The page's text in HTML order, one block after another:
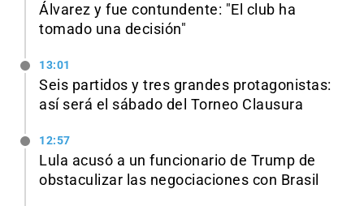
Álvarez y fue contundente: "El club ha
tomado una decisión"
13:01
Seis partidos y tres grandes protagonistas:
así será el sábado del Torneo Clausura
12:57
Lula acusó a un funcionario de Trump de
obstaculizar las negociaciones con Brasil